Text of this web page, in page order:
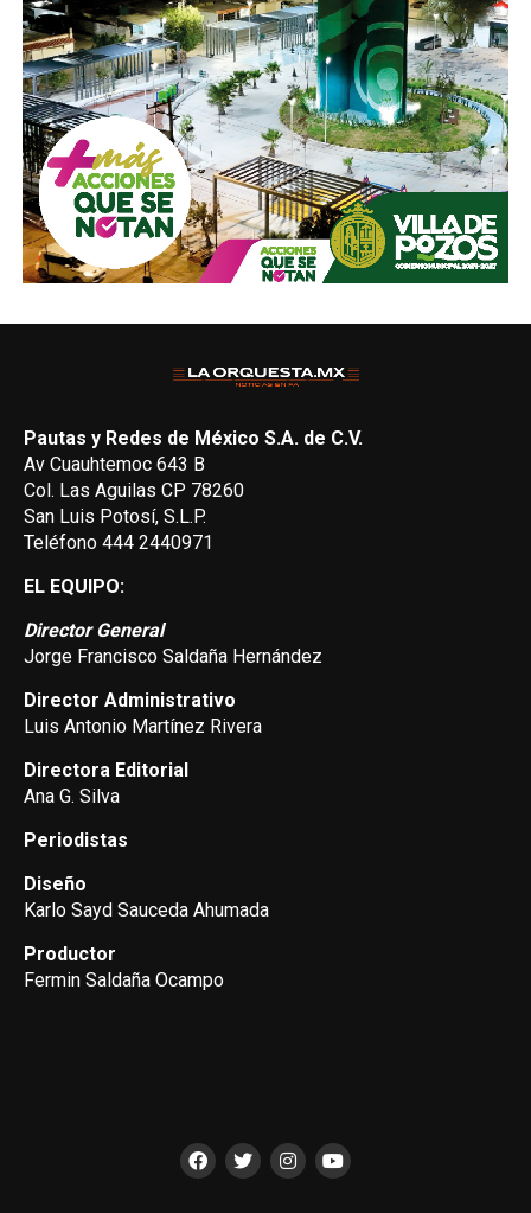
Pautas y Redes de México S.A. de C.V.
Av Cuauhtemoc 643 B
Col. Las Aguilas CP 78260
San Luis Potosí, S.L.P.
Teléfono 444 2440971
EL EQUIPO:
Director General
Jorge Francisco Saldaña Hernández
Director Administrativo
Luis Antonio Martínez Rivera
Directora Editorial
Ana G. Silva
Periodistas
Diseño
Karlo Sayd Sauceda Ahumada
Productor
Fermin Saldaña Ocampo